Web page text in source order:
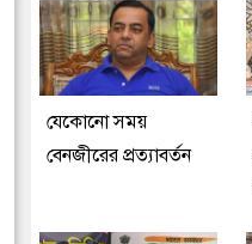
যেকোনো সময়
বেনজীরের প্রত্যাবর্তন